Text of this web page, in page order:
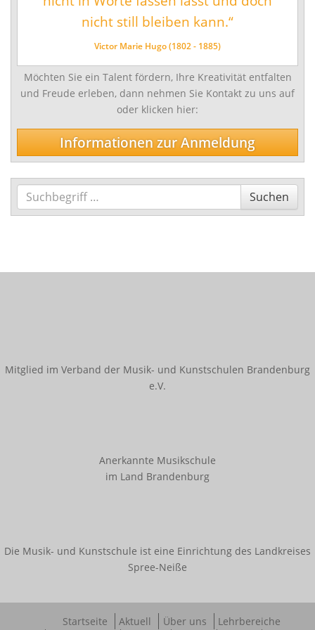
Schlagwerk/Perkussion
Sonstige Instrumente
Vokalfächer
Darstellende und Bildende Kunst
Malerei/Grafik
Ensemble- und Ergänzungsfächer
Talentförderung und Studienvorbereitende
Ausbildung
Innerschulischer Klavierwettbewerb
Kooperationen
Bestehende Kooperationen
Downloads
nicht still bleiben kann.“
Victor Marie Hugo (1802 - 1885)
Möchten Sie ein Talent fördern, Ihre Kreativität entfalten
und Freude erleben, dann nehmen Sie Kontakt zu uns auf
oder klicken hier:
Informationen zur Anmeldung
Suchen
Suchen
Mitglied im Verband der Musik- und Kunstschulen Brandenburg
e.V.
Anerkannte Musikschule
im Land Brandenburg
Die Musik- und Kunstschule ist eine Einrichtung des Landkreises
Spree-Neiße
Startseite Aktuell Über uns Lehrbereiche